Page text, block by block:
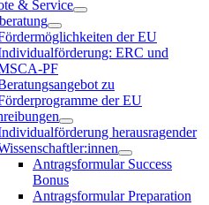
& Service
der EU
ERC und
PF
zu
der EU
herausragender
Antragsformular Success
Bonus
Antragsformular Preparation